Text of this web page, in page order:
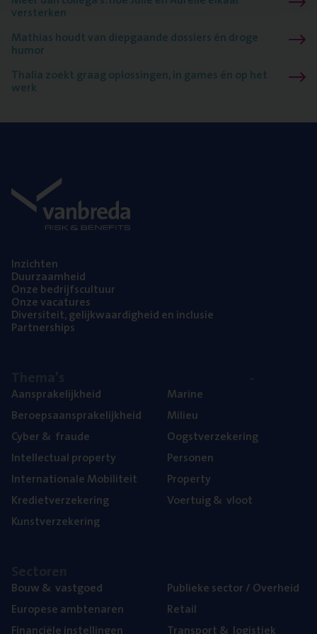
versterken
Mathias houdt van diepgaande dossiers én droge
humor
Thalia zoekt graag oplossingen, in games én op het
werk
Inzich­ten
Duur­zaam­heid
Onze bedrijfs­cul­tuur
Onze vaca­tu­res
Diver­si­teit, gelijk­waar­dig­heid en inclusie
Part­ner­ships
Aan­spra­ke­lijk­heid
Beroeps­aan­spra­ke­lijk­heid
Cyber& fraude
Intel­lec­tu­al property
Inter­na­ti­o­na­le Mobiliteit
Kre­diet­ver­ze­ke­ring
Kunst­ver­ze­ke­ring
Mari­ne
Mili­eu
Oogst­ver­ze­ke­ring
Per­so­nen
Pro­per­ty
Voer­tuig& vloot
Bouw& vastgoed
Euro­pe­se ambtenaren
Finan­ci­ë­le instellingen
Publie­ke sec­tor / Overheid
Retail
Trans­port& logistiek